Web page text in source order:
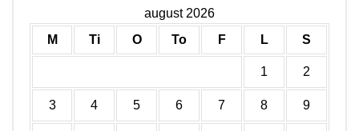
august 2026
M
Ti O To F L S
1 2
3 4 5 6 7 8 9